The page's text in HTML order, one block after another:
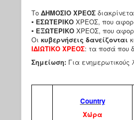
Το ΔΗΜΟΣΙΟ ΧΡΕΟΣ
▪ ΕΣΩΤΕΡΙΚΟ ΧΡΕΟΣ, που
▪ ΕΞΩΤΕΡΙΚΟ ΧΡΕΟΣ, που
Οι κυβερνήσεις δανείζονται
ΙΔΙΩΤΙΚΟ ΧΡΕΟΣ: τα ποσά που
Σημείωση: Για ενημερωτικούς
Country
Χώρα